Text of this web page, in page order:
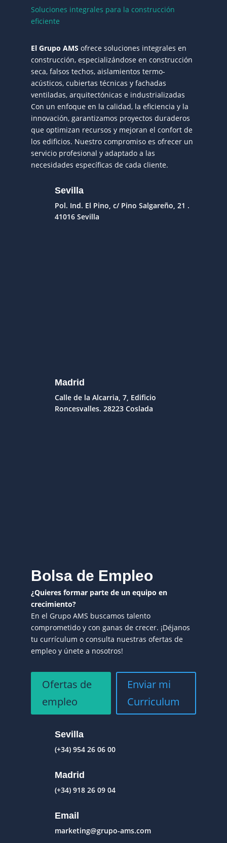
Soluciones integrales para la construcción
eficiente
El Grupo AMS ofrece soluciones integrales en
construcción, especializándose en construcción
seca, falsos techos, aislamientos termo-
acústicos, cubiertas técnicas y fachadas
ventiladas, arquitectónicas e industrializadas
Con un enfoque en la calidad, la eficiencia y la
innovación, garantizamos proyectos duraderos
que optimizan recursos y mejoran el confort de
los edificios. Nuestro compromiso es ofrecer un
servicio profesional y adaptado a las
necesidades específicas de cada cliente.
Sevilla
Pol. Ind. El Pino, c/ Pino Salgareño, 21 .
41016 Sevilla
Madrid
Calle de la Alcarria, 7, Edificio
Roncesvalles. 28223 Coslada
Bolsa de Empleo
¿Quieres formar parte de un equipo en
crecimiento?
En el Grupo AMS buscamos talento
comprometido y con ganas de crecer. ¡Déjanos
tu currículum o consulta nuestras ofertas de
empleo y únete a nosotros!
Ofertas de
empleo
Enviar mi
Curriculum
Sevilla
(+34) 954 26 06 00
Madrid
(+34) 918 26 09 04
Email
marketing@grupo-ams.com